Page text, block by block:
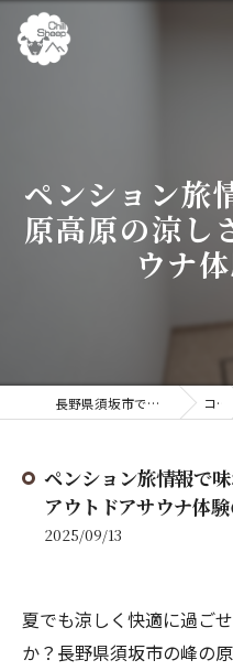
ペンション旅
原高原の涼し
ウナ
長野県須坂市でペンションならChillSheep コラム
ペンション旅情報で
アウトドアサウナ体
2025/09/13
夏でも涼しく快適に過ご
か？長野県須坂市の峰の